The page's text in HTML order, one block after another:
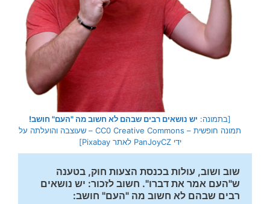
[בתמונה: יש נושאים רבים שבהם לא חשוב מה "העם" חושב!
תמונה חופשית – CC0 Creative Commons – שעוצבה והועלתה על
ידי PanJoyCZ לאתר Pixabay]
רבים שבהם לא חשוב מה "העם" חושב: